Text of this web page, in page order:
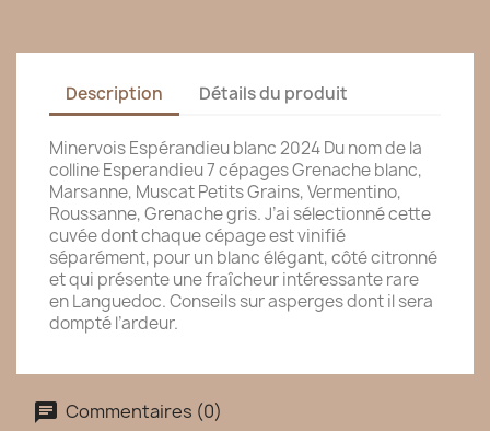
Description Détails du produit
Minervois Espérandieu blanc 2024 Du nom de la
colline Esperandieu 7 cépages Grenache blanc,
Marsanne, Muscat Petits Grains, Vermentino,
Roussanne, Grenache gris. J’ai sélectionné cette
cuvée dont chaque cépage est vinifié
séparément, pour un blanc élégant, côté citronné
et qui présente une fraîcheur intéressante rare
en Languedoc. Conseils sur asperges dont il sera
dompté l’ardeur.
Commentaires (0)